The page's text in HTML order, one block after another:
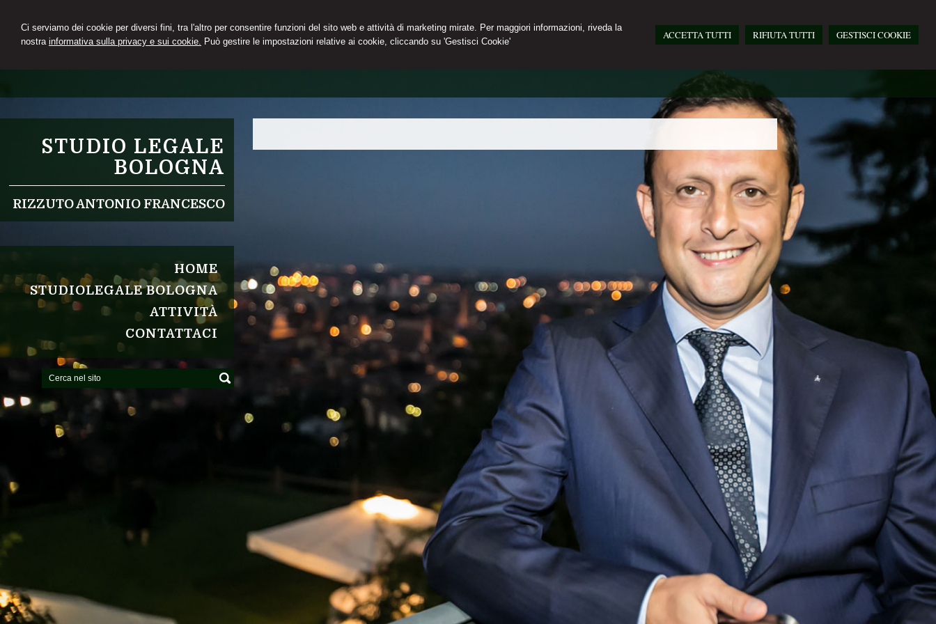
Ci serviamo dei cookie per diversi fini, tra l'altro per consentire funzioni del sito web e attività di marketing mirate. Per maggiori informazioni, riveda la
nostra informativa sulla privacy e sui cookie. Può gestire le impostazioni relative ai cookie, cliccando su 'Gestisci Cookie'
ACCETTA TUTTI RIFIUTA TUTTI GESTISCI COOKIE
STUDIO LEGALE
BOLOGNA
RIZZUTO ANTONIO FRANCESCO
HOME
STUDIOLEGALE BOLOGNA
ATTIVITÀ
CONTATTACI